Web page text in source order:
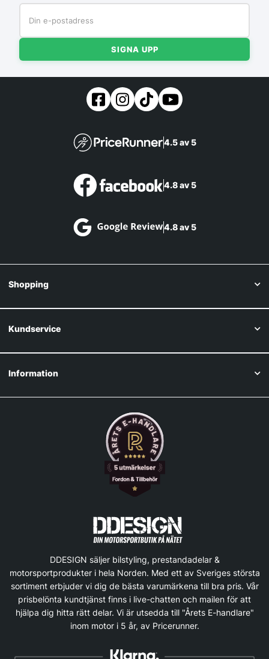
SIGNA UPP
4.5 av 5
4.8 av 5
4.8 av 5
Shopping
Kundservice
Information
DDESIGN säljer bilstyling, prestandadelar &
motorsportprodukter i hela Norden. Med ett av Sveriges största
sortiment erbjuder vi dig de bästa varumärkena till bra pris. Vår
prisbelönta kundtjänst finns i live-chatten och mailen för att
hjälpa dig hitta rätt delar. Vi är utsedda till "Årets E-handlare"
inom motor i 5 år, av Pricerunner.